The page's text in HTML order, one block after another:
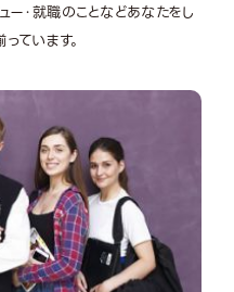
・就職のことなどあなたをし
ています。